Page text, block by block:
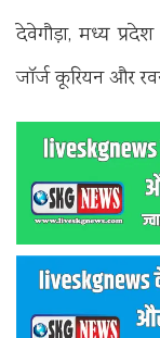
देवेगौड़ा, मध्य प्रदेश
जॉर्ज कूरियन और